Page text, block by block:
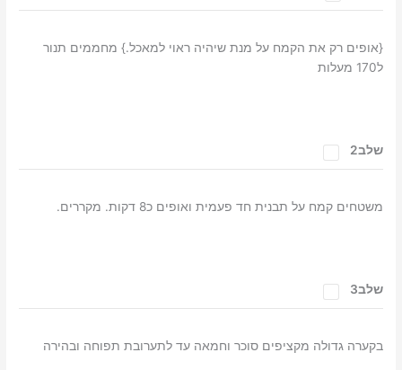
{אופים רק את הקמח על מנת שיהיה ראוי למאכל.} מחממים תנור
ל170 מעלות
שלב2
משטחים קמח על תבנית חד פעמית ואופים כ8 דקות. מקררים.
שלב3
בקערה גדולה מקציפים סוכר וחמאה עד לתערובת תפוחה ובהירה